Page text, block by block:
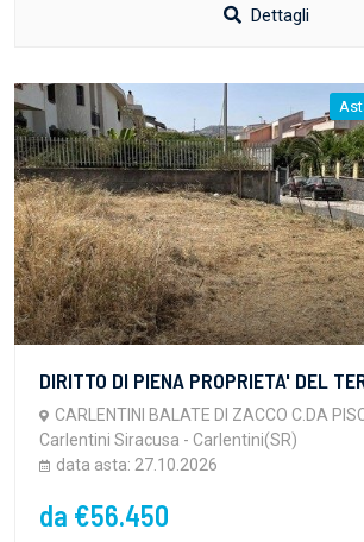
Dettagli
CARLENTINI BALATE DI ZACCO C.DA
Carlentini Siracusa - Carlentini(SR)
data asta: 27.10.2026
da €56.450